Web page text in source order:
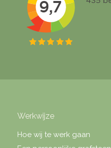
Werkwijze
Hoe wij te werk gaan